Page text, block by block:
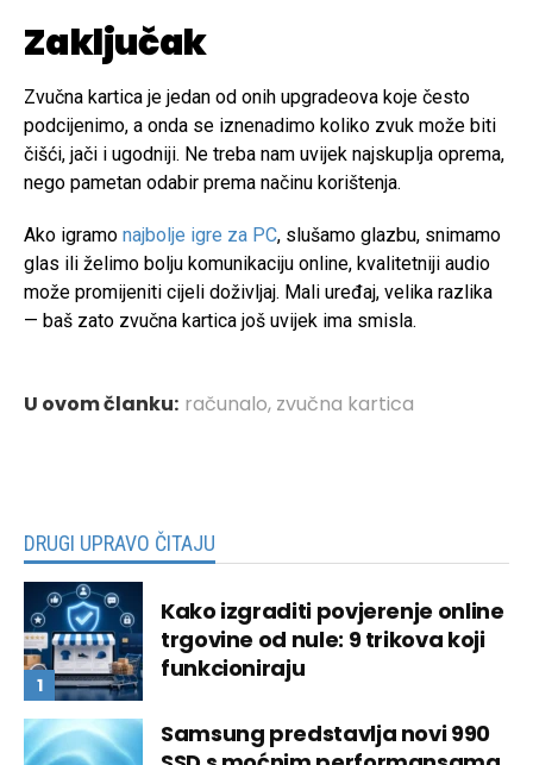
Zaključak
Zvučna kartica je jedan od onih upgradeova koje često
podcijenimo, a onda se iznenadimo koliko zvuk može biti
čišći, jači i ugodniji. Ne treba nam uvijek najskuplja oprema,
nego pametan odabir prema načinu korištenja.
Ako igramo najbolje igre za PC, slušamo glazbu, snimamo
glas ili želimo bolju komunikaciju online, kvalitetniji audio
može promijeniti cijeli doživljaj. Mali uređaj, velika razlika
— baš zato zvučna kartica još uvijek ima smisla.
U ovom članku: računalo, zvučna kartica
DRUGI UPRAVO ČITAJU
Kako izgraditi povjerenje online
trgovine od nule: 9 trikova koji
funkcioniraju
Samsung predstavlja novi 990